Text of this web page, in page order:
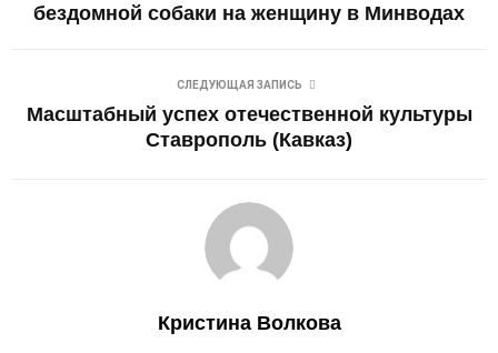
бездомной собаки на женщину в Минводах
СЛЕДУЮЩАЯ ЗАПИСЬ
Масштабный успех отечественной культуры
Ставрополь (Кавказ)
Кристина Волкова